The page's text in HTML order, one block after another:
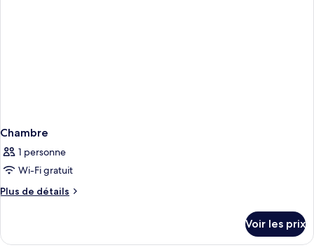
Chambre
1 personne
Wi-Fi gratuit
Plus de détails
Plus
le
Voir les prix